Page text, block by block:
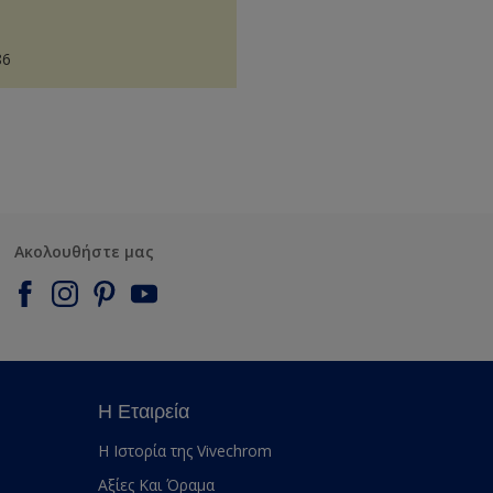
Ακολουθήστε μας
Η Εταιρεία
Η Ιστορία της Vivechrom
Αξίες Και Όραμα